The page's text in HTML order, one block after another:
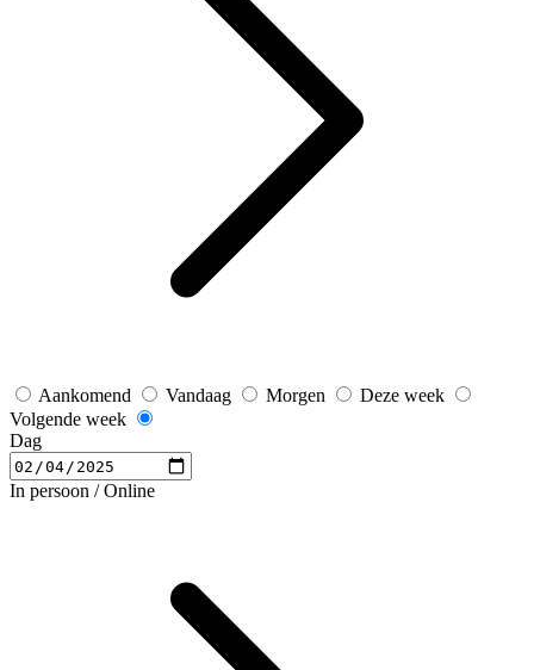
Aankomend Vandaag Morgen
Deze week
Volgende week
Dag
In persoon / Online